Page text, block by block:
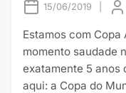
15/06/2019
Estamos com
momento saudade
exatamente 5 anos
aqui: a Copa do